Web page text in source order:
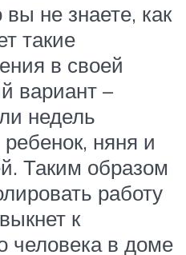
не знаете, как
такие
в своей
вариант –
недель
няня и
Таким образом
работу
к
человека в доме